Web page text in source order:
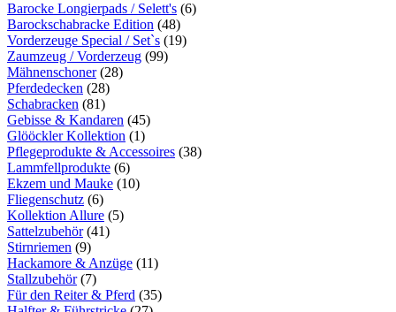
Barocke Longierpads / Selett's (6)
Barockschabracke Edition (48)
Vorderzeuge Special / Set`s (19)
Zaumzeug / Vorderzeug (99)
Mähnenschoner(28)
Pferdedecken (28)
Schabracken (81)
Gebisse & Kandaren (45)
Glööckler Kollektion (1)
Pflegeprodukte & Accessoires (38)
Lammfellprodukte (6)
Ekzem und Mauke (10)
Fliegenschutz (6)
Kollektion Allure (5)
Sattelzubehör(41)
Stirnriemen (9)
Hackamore & Anzüge (11)
Stallzubehör(7)
Für den Reiter & Pferd (35)